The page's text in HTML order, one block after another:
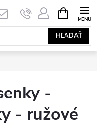
HĽADAŤ
KOŠÍK
-
- ružové